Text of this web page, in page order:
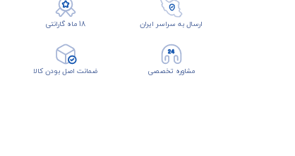
ارسال به سراسر ایران 18 ماه گارانتی
مشاوره تخصصی ضمانت اصل بودن کالا